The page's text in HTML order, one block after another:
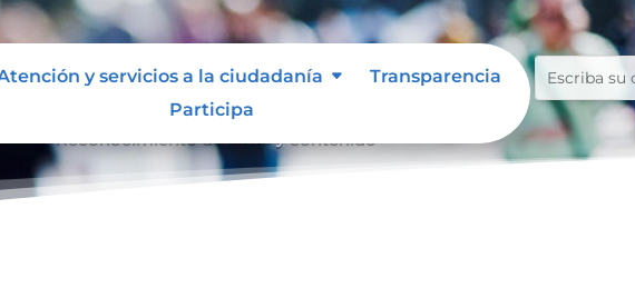
y servicios a la ciudadanía
Transparencia
Participa